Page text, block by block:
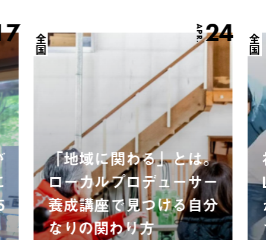
APR.24
全国
「地域に関わる」とは。
ローカルプロデューサー
養成講座で見つける自分
なりの関わり方
全国